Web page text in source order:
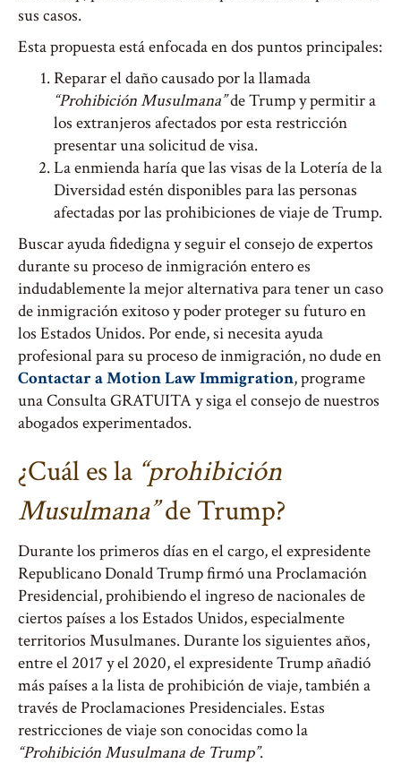
sus casos.
Esta propuesta está enfocada en dos puntos principales:
Reparar el daño causado por la llamada
“Prohibición Musulmana”de Trump y permitir a
los extranjeros afectados por esta restricción
presentar una solicitud de visa.
La enmienda haría que las visas de la Lotería de la
Diversidad estén disponibles para las personas
afectadas por las prohibiciones de viaje de Trump.
Buscar ayuda fidedigna y seguir el consejo de expertos
durante su proceso de inmigración entero es
indudablemente la mejor alternativa para tener un caso
de inmigración exitoso y poder proteger su futuro en
los Estados Unidos. Por ende, si necesita ayuda
profesional para su proceso de inmigración, no dude en
Contactar a Motion Law Immigration, programe
una Consulta GRATUITA y siga el consejo de nuestros
abogados experimentados.
¿Cuál es la “prohibición
Musulmana”de Trump?
Durante los primeros días en el cargo, el expresidente
Republicano Donald Trump firmó una Proclamación
Presidencial, prohibiendo el ingreso de nacionales de
ciertos países a los Estados Unidos, especialmente
territorios Musulmanes. Durante los siguientes años,
entre el 2017 y el 2020, el expresidente Trump añadió
más países a la lista de prohibición de viaje, también a
través de Proclamaciones Presidenciales. Estas
restricciones de viaje son conocidas como la
“Prohibición Musulmana de Trump”.